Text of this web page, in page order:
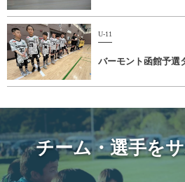
U-11
バーモント函館予選
チーム・選手を